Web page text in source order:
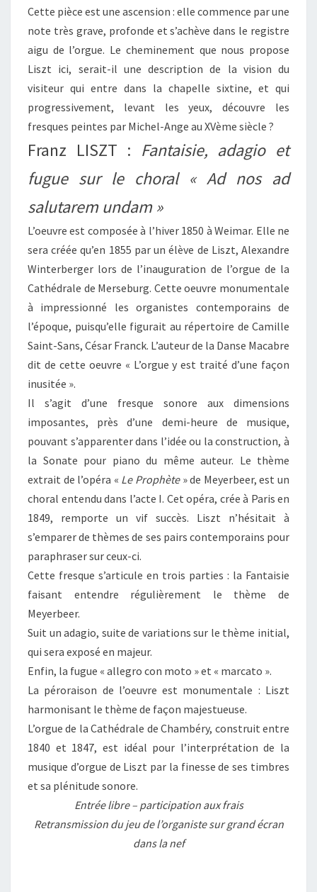
Cette pièce est une ascension : elle commence par une
note très grave, profonde et s’achève dans le registre
aigu de l’orgue. Le cheminement que nous propose
Liszt ici, serait-il une description de la vision du
visiteur qui entre dans la chapelle sixtine, et qui
progressivement, levant les yeux, découvre les
fresques peintes par Michel-Ange au XVème siècle ?
Franz LISZT : Fantaisie, adagio et
fugue sur le choral « Ad nos ad
salutarem undam »
L’oeuvre est composée à l’hiver 1850 à Weimar. Elle ne
sera créée qu’en 1855 par un élève de Liszt, Alexandre
Winterberger lors de l’inauguration de l’orgue de la
Cathédrale de Merseburg. Cette oeuvre monumentale
à impressionné les organistes contemporains de
l’époque, puisqu’elle figurait au répertoire de Camille
Saint-Sans, César Franck. L’auteur de la Danse Macabre
dit de cette oeuvre « L’orgue y est traité d’une façon
inusitée ».
Il s’agit d’une fresque sonore aux dimensions
imposantes, près d’une demi-heure de musique,
pouvant s’apparenter dans l’idée ou la construction, à
la Sonate pour piano du même auteur. Le thème
extrait de l’opéra « Le Prophète» de Meyerbeer, est un
choral entendu dans l’acte I. Cet opéra, crée à Paris en
1849, remporte un vif succès. Liszt n’hésitait à
s’emparer de thèmes de ses pairs contemporains pour
paraphraser sur ceux-ci.
Cette fresque s’articule en trois parties : la Fantaisie
faisant entendre régulièrement le thème de
Meyerbeer.
Suit un adagio, suite de variations sur le thème initial,
qui sera exposé en majeur.
Enfin, la fugue « allegro con moto » et « marcato ».
La péroraison de l’oeuvre est monumentale : Liszt
harmonisant le thème de façon majestueuse.
L’orgue de la Cathédrale de Chambéry, construit entre
1840 et 1847, est idéal pour l’interprétation de la
musique d’orgue de Liszt par la finesse de ses timbres
et sa plénitude sonore.
Entrée libre – participation aux frais
Retransmission du jeu de l’organiste sur grand écran
dans la nef